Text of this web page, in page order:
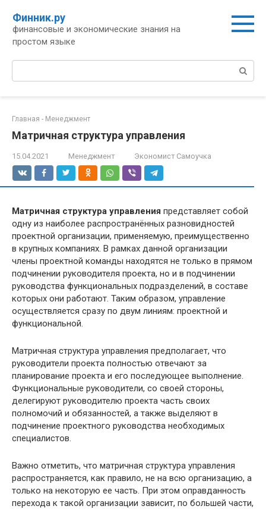
контенту
Финник.ру
финансовые и экономические знания на
простом языке
Поиск:
Главная - Менеджмент
Матричная структура управления
15.04.2021 Менеджмент Экономист Самоучка
Матричная структура управления представляет собой
одну из наиболее распространённых разновидностей
проектной организации, применяемую, преимущественно
в крупных компаниях. В рамках данной организации
члены проектной команды находятся не только в прямом
подчинении руководителя проекта, но и в подчинении
руководства функциональных подразделений, в составе
которых они работают. Таким образом, управление
осуществляется сразу по двум линиям: проектной и
функциональной.
Матричная структура управления предполагает, что
руководители проекта полностью отвечают за
планирование проекта и его последующее выполнение.
Функциональные руководители, со своей стороны,
делегируют руководителю проекта часть своих
полномочий и обязанностей, а также выделяют в
подчинение проектного руководства необходимых
специалистов.
Важно отметить, что матричная структура управления
распространяется, как правило, не на всю организацию, а
только на некоторую ее часть. При этом оправданность
перехода к такой организации зависит, по большей части,